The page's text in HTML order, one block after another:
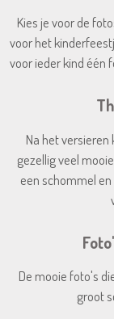
Kies je voor de
voor het
voor ieder kind één
Na het
gezellig veel
een schommel
De mooie foto's
groot